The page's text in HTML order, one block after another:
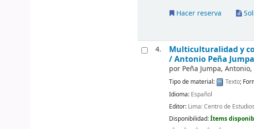
Hacer reserva
4.
Multiculturalidad y
/Antonio Peña
por Peña Jumpa, Antonio,
Tipo de material: Texto;
Idioma: Español
Editor: Lima: Centro de
Disponibilidad:Ítems